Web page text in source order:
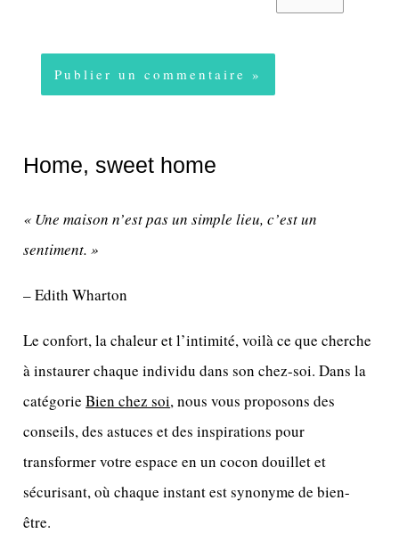
Home, sweet home
« Une maison n’est pas un simple lieu, c’est un
sentiment. »
– Edith Wharton
Le confort, la chaleur et l’intimité, voilà ce que cherche
à instaurer chaque individu dans son chez-soi. Dans la
catégorieBien chez soi, nous vous proposons des
conseils, des astuces et des inspirations pour
transformer votre espace en un cocon douillet et
sécurisant, où chaque instant est synonyme de bien-
être.